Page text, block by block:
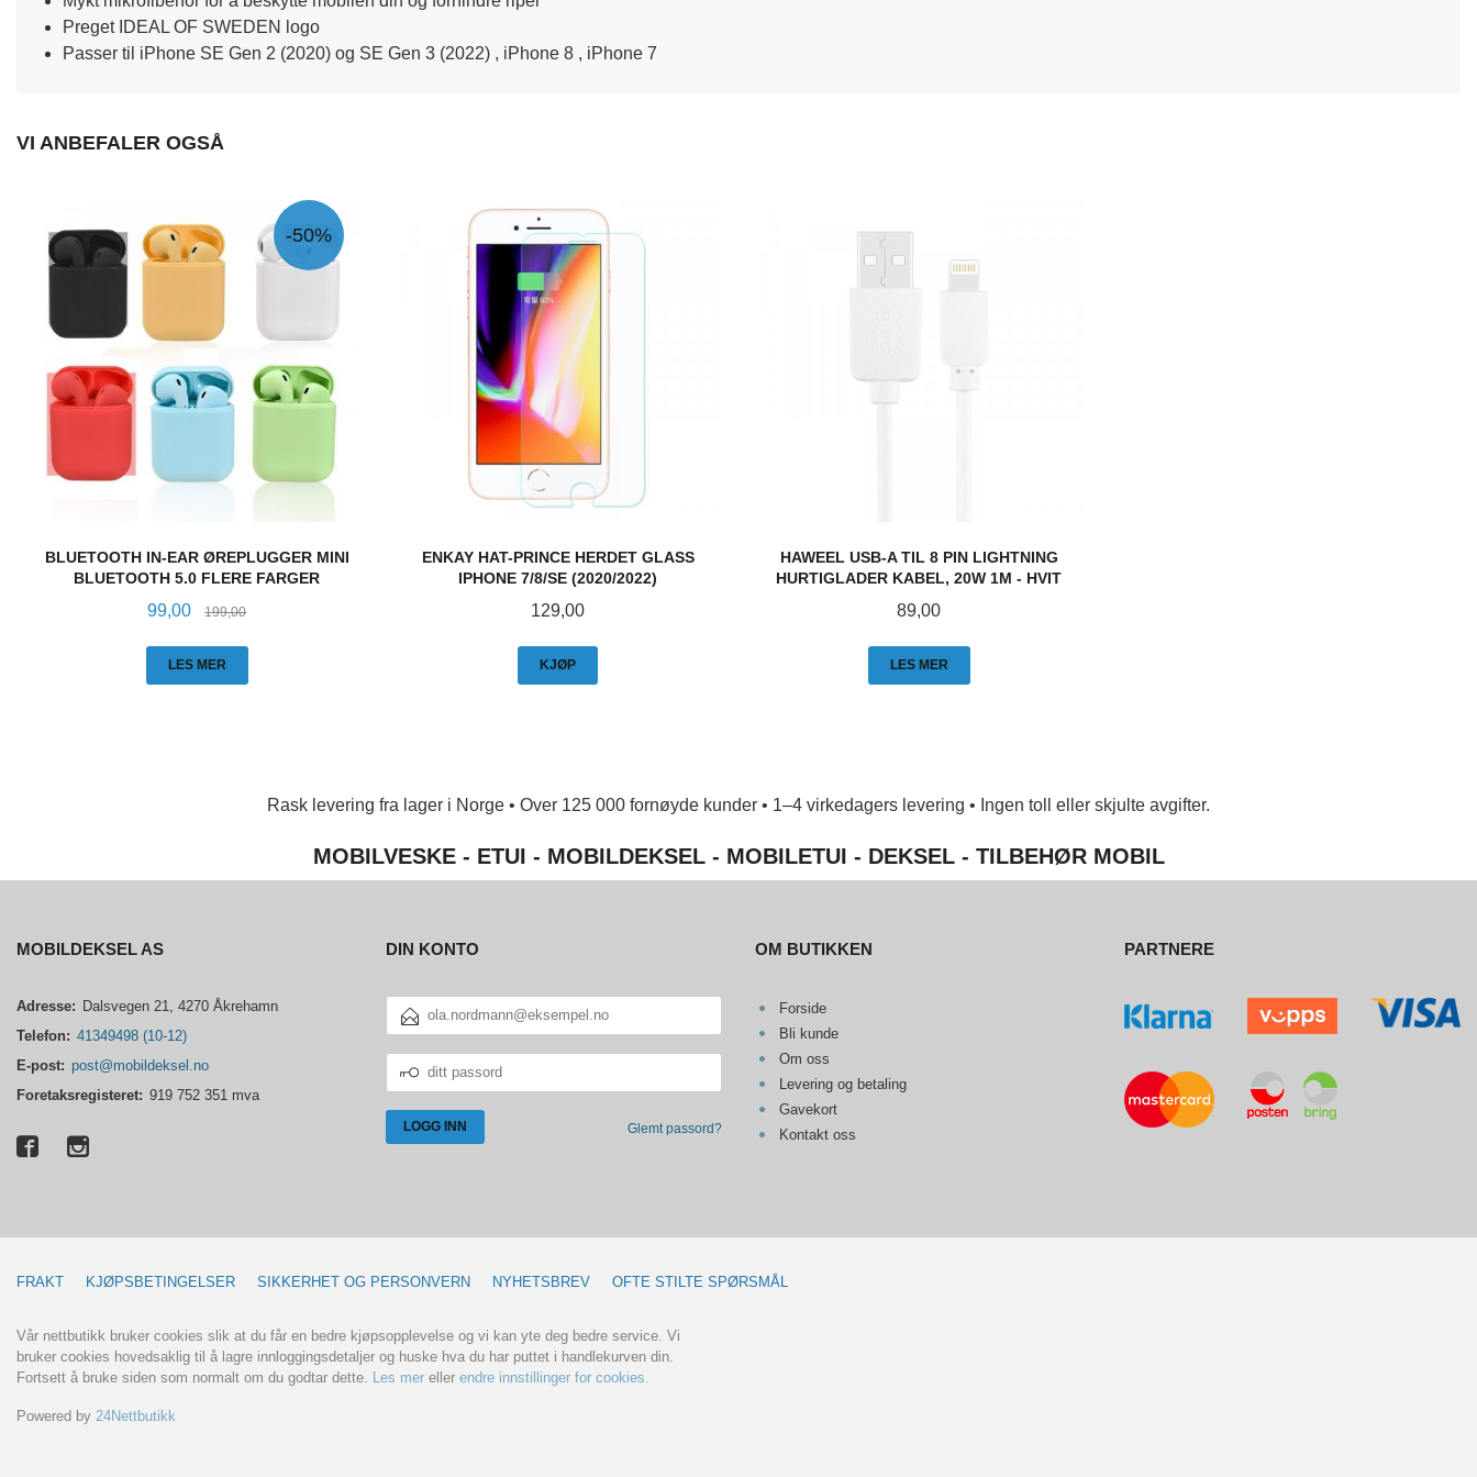
Preget IDEAL OF SWEDEN logo
Passer til iPhone SE Gen 2 (2020) og SE Gen 3 (2022) , iPhone 8 , iPhone 7
VI ANBEFALER OGSÅ
BLUETOOTH IN-EAR ØREPLUGGER MINI
BLUETOOTH 5.0 FLERE FARGER
Tilbud
99,00 199,00Rabatt
-50%
LES MER
ENKAY HAT-PRINCE HERDET GLASS
IPHONE 7/8/SE (2020/2022)
Pris
129,00
KJØP
HAWEEL USB-A TIL 8 PIN LIGHTNING
HURTIGLADER KABEL, 20W 1M - HVIT
Pris
89,00
LES MER
Rask levering fra lager i Norge • Over 125 000 fornøyde kunder • 1–4 virkedagers levering • Ingen toll eller skjulte avgifter.
MOBILVESKE - ETUI - MOBILDEKSEL - MOBILETUI - DEKSEL - TILBEHØR MOBIL
MOBILDEKSEL AS
Adresse: Dalsvegen 21, 4270 Åkrehamn
Telefon: 41349498 (10-12)
E-post: post@mobildeksel.no
Foretaksregisteret: 919 752 351 mva
DIN KONTO
POSTADRESSE
PASSORD
Glemt passord?
OM BUTIKKEN
Forside
Bli kunde
Om oss
Levering og betaling
Gavekort
Kontakt oss
PARTNERE
FRAKT KJØPSBETINGELSER SIKKERHET OG PERSONVERN NYHETSBREV OFTE STILTE SPØRSMÅL
Vår nettbutikk bruker cookies slik at du får en bedre kjøpsopplevelse og vi kan yte deg bedre service. Vi
bruker cookies hovedsaklig til å lagre innloggingsdetaljer og huske hva du har puttet i handlekurven din.
Fortsett å bruke siden som normalt om du godtar dette.
Les mer eller endre innstillinger for cookies.
Powered by 24Nettbutikk